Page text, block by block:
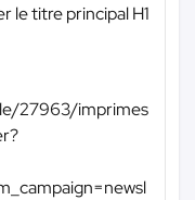
le titre principal H1
27963/imprimes